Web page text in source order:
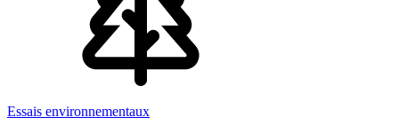
Essais environnementaux